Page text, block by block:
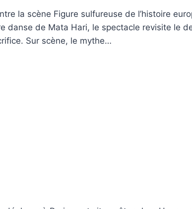
la scène Figure sulfureuse de l’histoire
danse de Mata Hari, le spectacle revisite le
Sur scène, le mythe…